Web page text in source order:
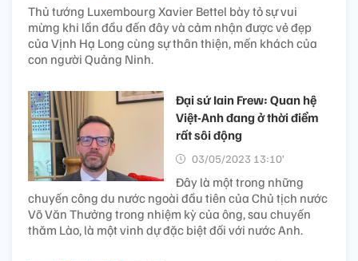
Thủ tướng Luxembourg Xavier Bettel bày tỏ sự vui
mừng khi lần đầu đến đây và cảm nhận được vẻ đẹp
của Vịnh Hạ Long cùng sự thân thiện, mến khách của
con người Quảng Ninh.
Đại sứ Iain Frew: Quan hệ
Việt-Anh đang ở thời điểm
rất sôi động
03/05/2023 13:10’
Đây là một trong những
chuyến công du nước ngoài đầu tiên của Chủ tịch nước
Võ Văn Thưởng trong nhiệm kỳ của ông, sau chuyến
thăm Lào, là một vinh dự đặc biệt đối với nước Anh.